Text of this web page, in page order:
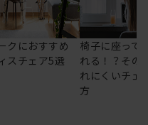
クにおすすめ
スチェア5選
椅子に座って
れる！？その
れにくいチェ
方